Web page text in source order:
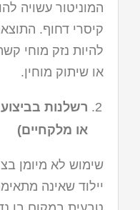
המוניטור עשויה
קיסרי דחוף.
להיות נזק מוחי
או שיתוק מוחין.
רשלנות
או מלקחיים)
שימוש לא מיומן
יילוד שאינה